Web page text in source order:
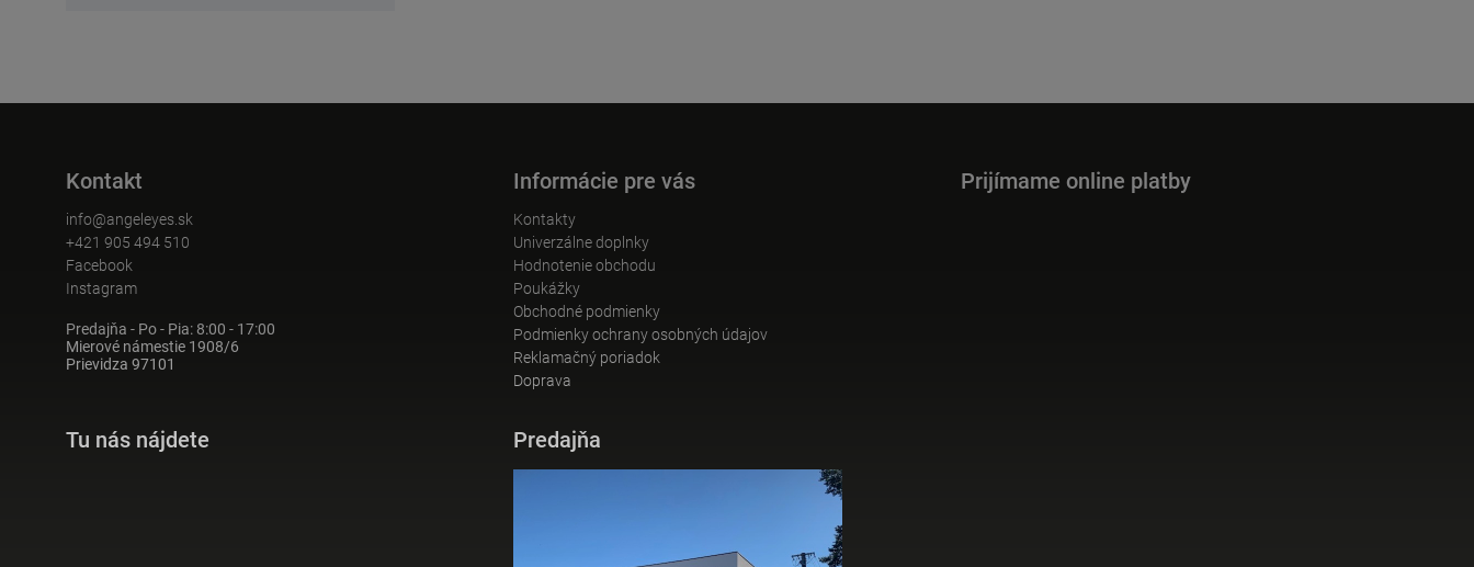
Kontakt
info@angeleyes.sk
+421 905 494 510
Facebook
Instagram
Predajňa - Po - Pia: 8:00 - 17:00
Mierové námestie 1908/6
Prievidza 97101
Informácie pre vás
Kontakty
Univerzálne doplnky
Hodnotenie obchodu
Poukážky
Obchodné podmienky
Podmienky ochrany osobných údajov
Reklamačný poriadok
Doprava
Prijímame online platby
Tu nás nájdete Predajňa